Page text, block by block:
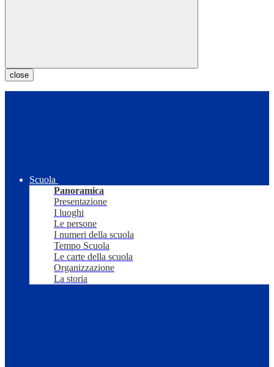
close
Scuola
Panoramica
Presentazione
I luoghi
Le persone
I numeri della scuola
Tempo Scuola
Le carte della scuola
Organizzazione
La storia